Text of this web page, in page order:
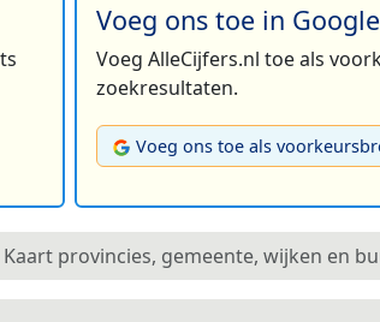
Voeg ons toe in Google
Voeg AlleCijfers.nl toe als
zoekresultaten.
Voeg ons toe als
Kaart provincies, gemeente, wijken en